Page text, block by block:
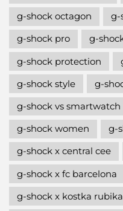
g-shock octagon
g-
g-shock pro
g-
g-shock protection
g-shock style
g-
g-shock vs smartwatch
g-shock women
g-
g-shock x central cee
g-shock x fc barcelona
g-shock x kostka rubika